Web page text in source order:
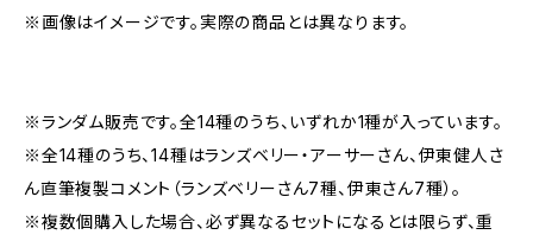
※画像はイメージです。実際の商品とは異なります。
※ランダム販売です。全14種のうち、いずれか1種が入っています。
※全14種のうち、14種はランズベリー・アーサーさん、伊東健人さ
ん直筆複製コメント（ランズベリーさん7種、伊東さん7種）。
※複数個購入した場合、必ず異なるセットになるとは限らず、重